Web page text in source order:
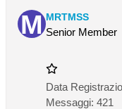
MRTMSS
Senior Member
Data
Messaggi: 421